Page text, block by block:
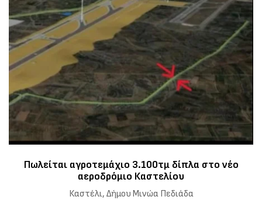
Πωλείται αγροτεμάχιο 3.100τμ δίπλα στο νέο
αεροδρόμιο Καστελίου
Καστέλι, Δήμου Μινώα Πεδιάδα